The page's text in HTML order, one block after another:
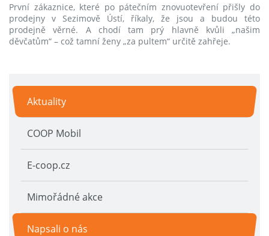
První zákaznice, které po pátečním znovuotevření přišly do
prodejny v Sezimově Ústí, říkaly, že jsou a budou této
prodejně věrné. A chodí tam prý hlavně kvůli „našim
děvčatům“ – což tamní ženy „za pultem“ určitě zahřeje.
Aktuality
COOP Mobil
E-coop.cz
Mimořádné akce
Napsali o nás